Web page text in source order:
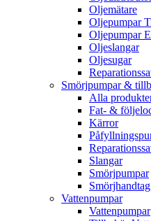
Oljemätare
Oljepumpar
Oljepumpar
Oljeslangar
Oljesugar
Smörjpumpar &
Alla
Fat- &
Kärror
Slangar
Smörjpumpar
Vattenpumpar
Vattenpumpar